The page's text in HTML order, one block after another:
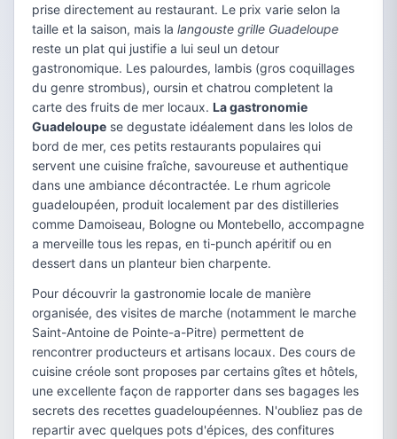
prise directement au restaurant. Le prix varie selon la
taille et la saison, mais la langouste grille Guadeloupe
reste un plat qui justifie a lui seul un detour
gastronomique. Les palourdes, lambis (gros coquillages
du genre strombus), oursin et chatrou completent la
carte des fruits de mer locaux. La gastronomie
Guadeloupe se degustate idéalement dans les lolos de
bord de mer, ces petits restaurants populaires qui
servent une cuisine fraîche, savoureuse et authentique
dans une ambiance décontractée. Le rhum agricole
guadeloupéen, produit localement par des distilleries
comme Damoiseau, Bologne ou Montebello, accompagne
a merveille tous les repas, en ti-punch apéritif ou en
dessert dans un planteur bien charpente.
Pour découvrir la gastronomie locale de manière
organisée, des visites de marche (notamment le marche
Saint-Antoine de Pointe-a-Pitre) permettent de
rencontrer producteurs et artisans locaux. Des cours de
cuisine créole sont proposes par certains gîtes et hôtels,
une excellente façon de rapporter dans ses bagages les
secrets des recettes guadeloupéennes. N'oubliez pas de
repartir avec quelques pots d'épices, des confitures